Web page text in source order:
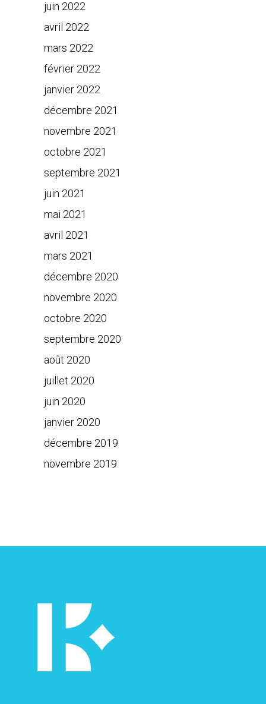
juin 2022
avril 2022
mars 2022
février 2022
janvier 2022
décembre 2021
novembre 2021
octobre 2021
septembre 2021
juin 2021
mai 2021
avril 2021
mars 2021
décembre 2020
novembre 2020
octobre 2020
septembre 2020
août 2020
juillet 2020
juin 2020
janvier 2020
décembre 2019
novembre 2019